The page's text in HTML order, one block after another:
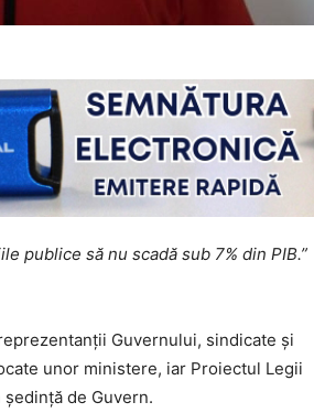
publice să nu scadă sub 7% din PIB.”
Guvernului, sindicate și
unor ministere, iar Proiectul Legii
de Guvern.